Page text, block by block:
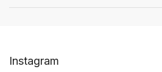
Instagram